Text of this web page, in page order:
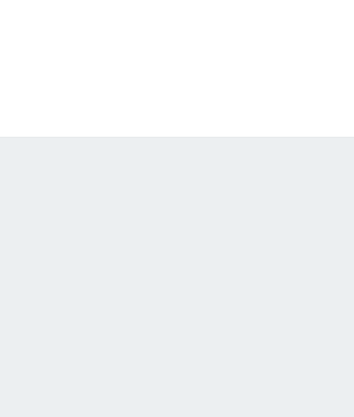
LA SUITE